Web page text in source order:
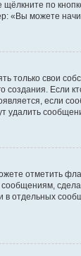
по
«Вы можете
только свои
создания. Если
если
отметить
в отдельных